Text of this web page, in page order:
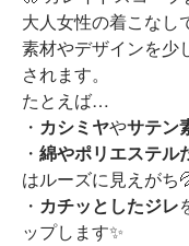
大人女性の着こなし
素材やデザインを少
されます。
たとえば…
・ カシミヤやサテン
・ 綿やポリエステル
はルーズに見えがち
・ カチッとしたジレ
ップします✨